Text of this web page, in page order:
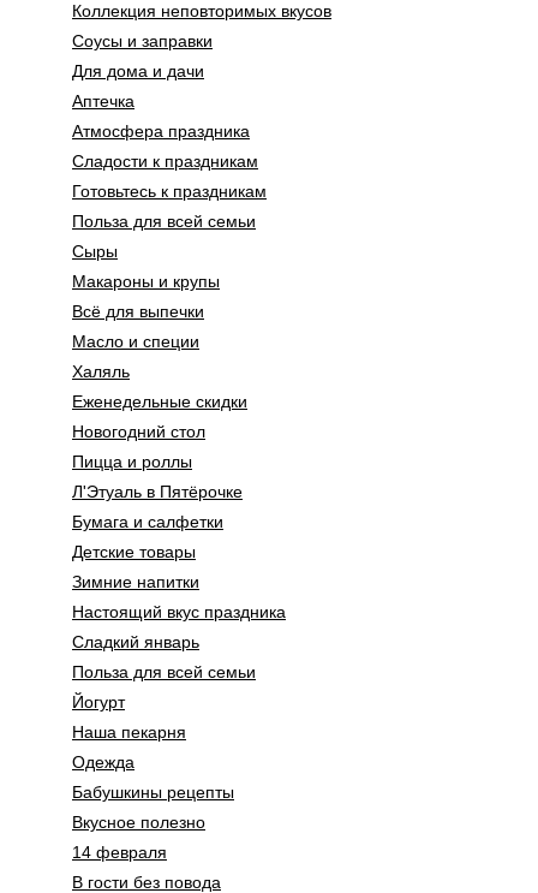
Коллекция неповторимых вкусов
Соусы и заправки
Для дома и дачи
Аптечка
Атмосфера праздника
Сладости к праздникам
Готовьтесь к праздникам
Польза для всей семьи
Сыры
Макароны и крупы
Всё для выпечки
Масло и специи
Халяль
Еженедельные скидки
Новогодний стол
Пицца и роллы
Л'Этуаль в Пятёрочке
Бумага и салфетки
Детские товары
Зимние напитки
Настоящий вкус праздника
Сладкий январь
Польза для всей семьи
Йогурт
Наша пекарня
Одежда
Бабушкины рецепты
Вкусное полезно
14 февраля
В гости без повода